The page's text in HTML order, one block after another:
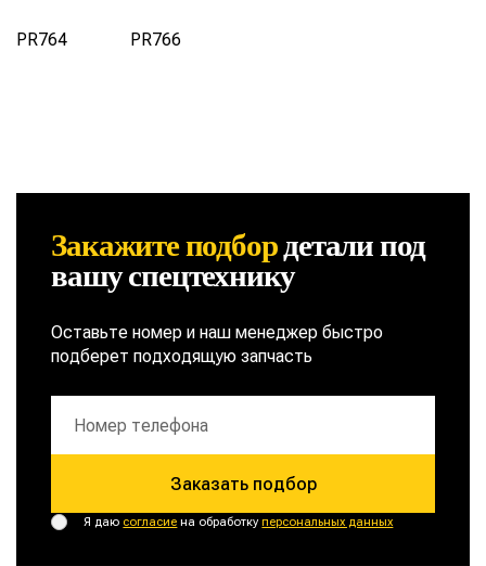
PR764 PR766
Закажите подбордеталипод
вашу спецтехнику
Оставьте номер и наш менеджер быстро
подберет подходящую запчасть
Заказать подбор
Я даю согласие на обработкуперсональных данных